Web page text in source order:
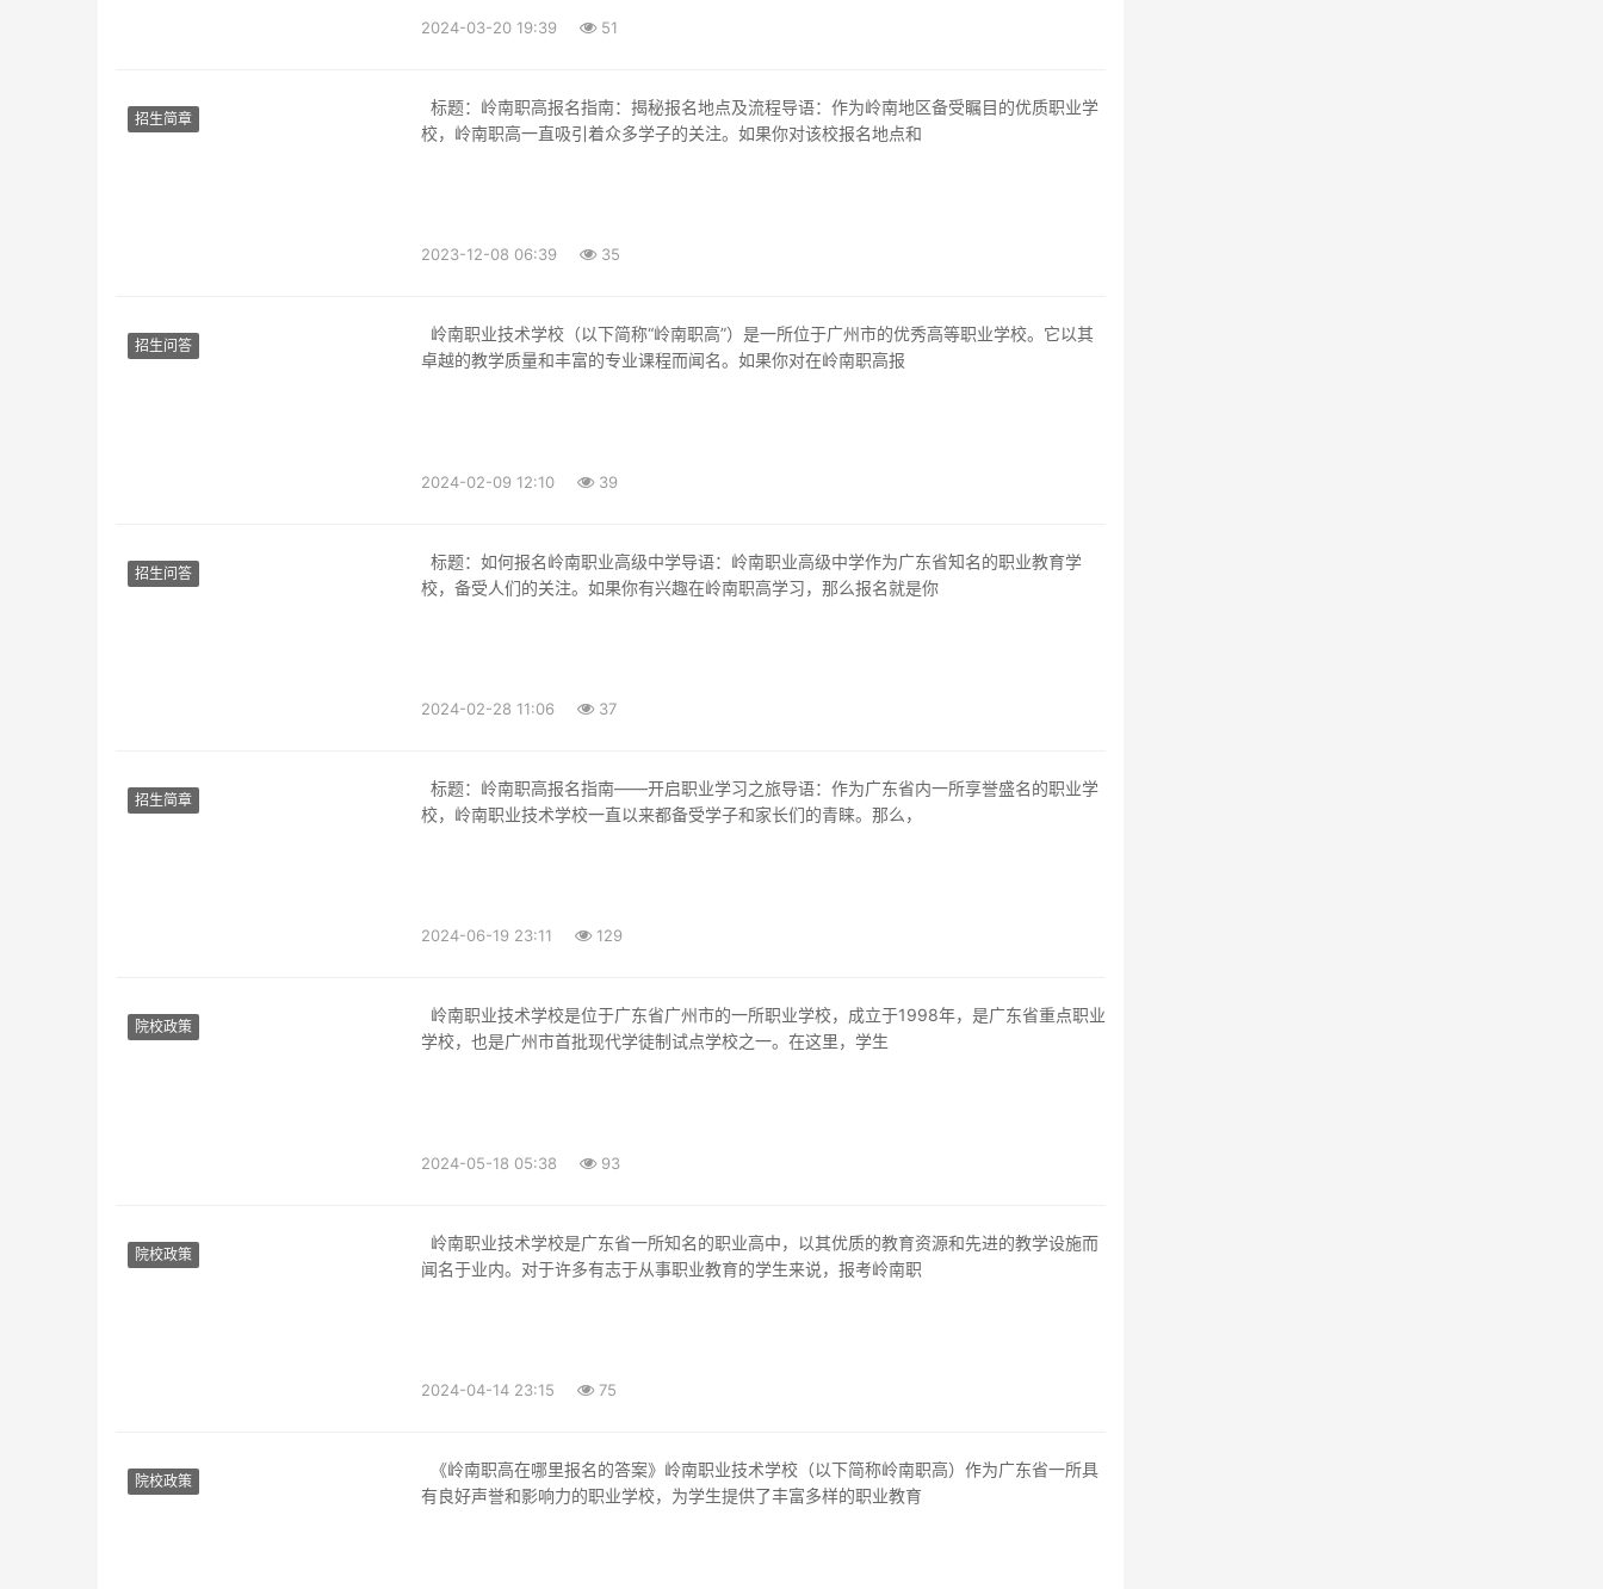
2024-03-20 19:39 51
招生简章
校，岭南职高一直吸引着众多学子的关注。如果你对该校报名地点和
2023-12-08 06:39 35
招生问答
卓越的教学质量和丰富的专业课程而闻名。如果你对在岭南职高报
2024-02-09 12:10 39
招生问答
校，备受人们的关注。如果你有兴趣在岭南职高学习，那么报名就是你
2024-02-28 11:06 37
招生简章
校，岭南职业技术学校一直以来都备受学子和家长们的青睐。那么，
2024-06-19 23:11 129
院校政策
学校，也是广州市首批现代学徒制试点学校之一。在这里，学生
2024-05-18 05:38 93
院校政策
闻名于业内。对于许多有志于从事职业教育的学生来说，报考岭南职
2024-04-14 23:15 75
院校政策
有良好声誉和影响力的职业学校，为学生提供了丰富多样的职业教育